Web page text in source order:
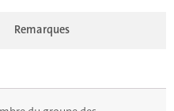
Remarques